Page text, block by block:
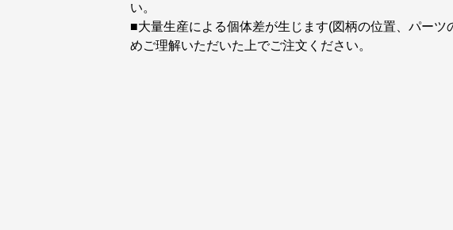
い。
■大量生産による個体差が生じます(図柄の位置、パーツ
めご理解いただいた上でご注文ください。